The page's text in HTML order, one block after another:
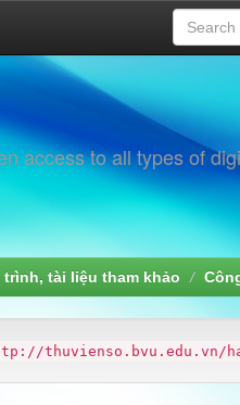
access to all types of
trình, tài liệu tham khảo
thuvienso.bvu.edu.vn/